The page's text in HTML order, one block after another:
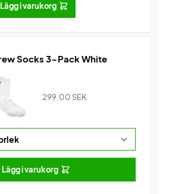
Lägg i varukorg
Socks 3-Pack White
299,00 SEK
Lägg i varukorg